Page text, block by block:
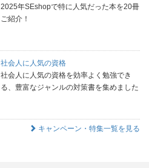
2025年SEshopで特に人気だった本を20冊
ご紹介！
社会人に人気の資格
社会人に人気の資格を効率よく勉強でき
る、豊富なジャンルの対策書を集めました
キャンペーン・特集一覧を見る